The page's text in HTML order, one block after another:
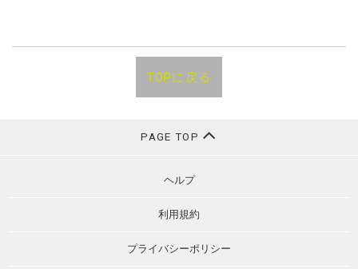
TOPに戻る
PAGE TOP
ヘルプ
利用規約
プライバシーポリシー